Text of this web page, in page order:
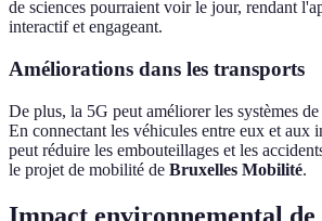
de sciences pourraient voir le jour, rendant
interactif et engageant.
Améliorations dans les transports
De plus, la 5G peut améliorer les systèmes
En connectant les véhicules entre eux et aux
peut réduire les embouteillages et les
le projet de mobilité de Bruxelles Mobilité.